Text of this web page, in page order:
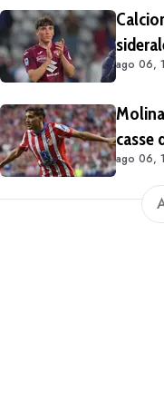
ago 06,
casse
ago 06,